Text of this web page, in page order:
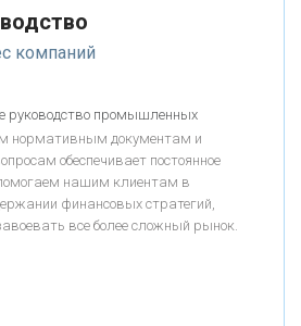
БАНК»
компаний
руководство промышленных
нормативным документам и
обеспечивает постоянное
нашим клиентам в
финансовых стратегий,
все более сложный рынок.